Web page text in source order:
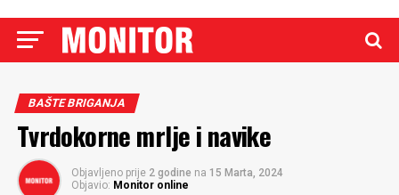
BAŠTE BRIGANJA
Tvrdokorne mrlje i navike
Objavljeno prije 2 godine na 15 Marta, 2024
Objavio: Monitor online